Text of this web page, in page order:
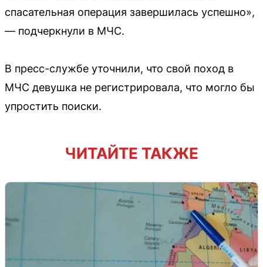
спасательная операция завершилась успешно»,
— подчеркнули в МЧС.
В пресс-службе уточнили, что свой поход в
МЧС девушка не регистрировала, что могло бы
упростить поиски.
ЧИТАЙТЕ ТАКЖЕ